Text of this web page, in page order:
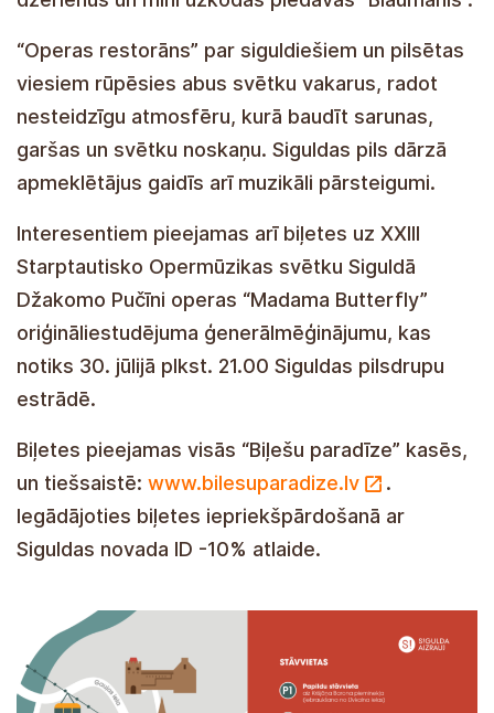
“Operas restorāns” par siguldiešiem un pilsētas
viesiem rūpēsies abus svētku vakarus, radot
nesteidzīgu atmosfēru, kurā baudīt sarunas,
garšas un svētku noskaņu. Siguldas pils dārzā
apmeklētājus gaidīs arī muzikāli pārsteigumi.
Interesentiem pieejamas arī biļetes uz XXIII
Starptautisko Opermūzikas svētku Siguldā
Džakomo Pučīni operas “Madama Butterfly”
oriģināliestudējuma ģenerālmēģinājumu, kas
notiks 30. jūlijā plkst. 21.00 Siguldas pilsdrupu
estrādē.
Biļetes pieejamas visās “Biļešu paradīze” kasēs,
un tiešsaistē: www.bilesuparadize.lv
.
Iegādājoties biļetes iepriekšpārdošanā ar
Siguldas novada ID -10% atlaide.